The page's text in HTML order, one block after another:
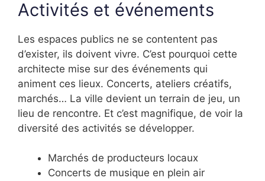
Activités et événements
Les espaces publics ne se contentent pas
d’exister, ils doivent vivre. C’est pourquoi cette
architecte mise sur des événements qui
animent ces lieux. Concerts, ateliers créatifs,
marchés… La ville devient un terrain de jeu, un
lieu de rencontre. Et c’est magnifique, de voir la
diversité des activités se développer.
Marchés de producteurs locaux
Concerts de musique en plein air